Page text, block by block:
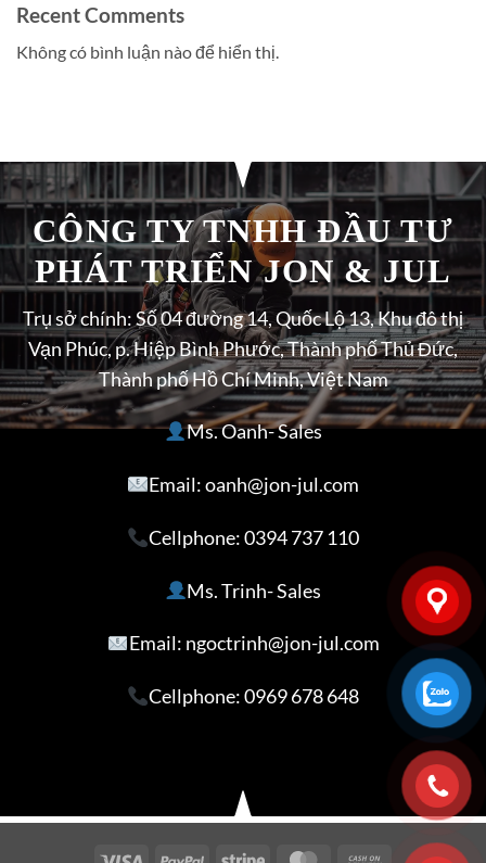
Recent Comments
Không có bình luận nào để hiển thị.
CÔNG TY TNHH ĐẦU TƯ
PHÁT TRIỂN JON & JUL
Trụ sở chính: Số 04 đường 14, Quốc Lộ 13, Khu đô thị
Vạn Phúc, p. Hiệp Bình Phước, Thành phố Thủ Đức,
Thành phố Hồ Chí Minh, Việt Nam
Ms. Oanh- Sales
Email: oanh@jon-jul.com
Cellphone:0394 737 110
Ms. Trinh- Sales
Email: ngoctrinh@jon-jul.com
Cellphone:0969 678 648
Visa PayPal Stripe MasterCardCash